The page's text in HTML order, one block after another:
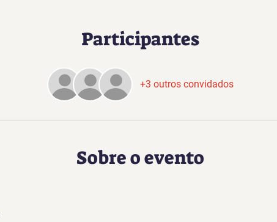
Participantes
+3 outros convidados
Sobre o evento